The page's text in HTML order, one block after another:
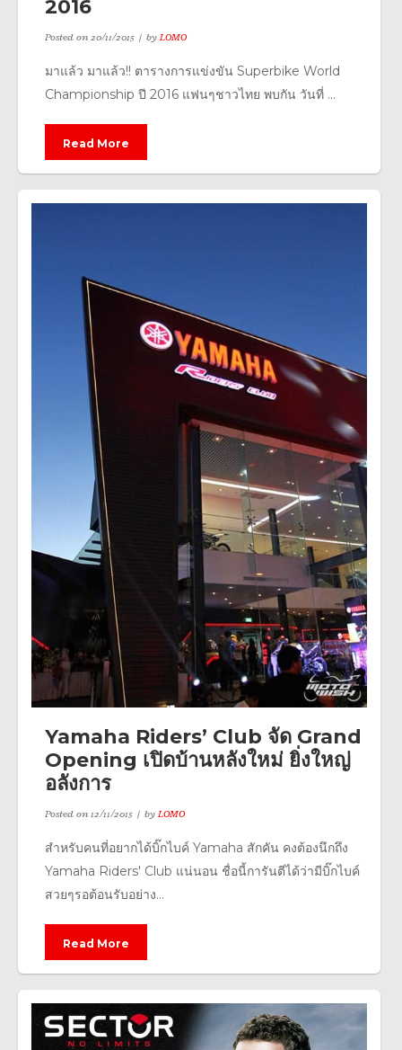
2016
Posted on20/11/2015 byLOMO
มาแล้ว มาแล้ว!! ตารางการแข่งขัน Superbike World
Championship ปี 2016 แฟนๆชาวไทย พบกัน วันที่ ...
Read More
Yamaha Riders’ Club จัด Grand
Opening เปิดบ้านหลังใหม่ ยิ่งใหญ่
อลังการ
Posted on12/11/2015 byLOMO
สำหรับคนที่อยากได้บิ๊กไบค์ Yamaha สักคัน คงต้องนึกถึง
Yamaha Riders' Club แน่นอน ชื่อนี้การันตีได้ว่ามีบิ๊กไบค์
สวยๆรอต้อนรับอย่าง...
Read More